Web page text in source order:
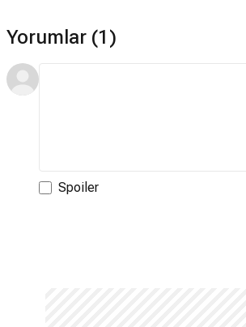
Yorumlar (1)
Spoiler